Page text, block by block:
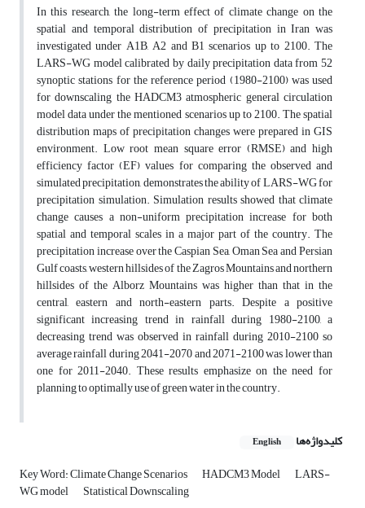
In this research, the long-term effect of climate change on the
spatial and temporal distribution of precipitation in Iran was
investigated under A1B, A2 and B1 scenarios up to 2100. The
LARS-WG model calibrated by daily precipitation data from 52
synoptic stations for the reference period (1980-2100) was used
for downscaling the HADCM3 atmospheric general circulation
model data under the mentioned scenarios up to 2100. The spatial
distribution maps of precipitation changes were prepared in GIS
environment. Low root mean square error (RMSE) and high
efficiency factor (EF) values for comparing the observed and
simulated precipitation, demonstrates the ability of LARS-WG for
precipitation simulation. Simulation results showed that climate
change causes a non-uniform precipitation increase for both
spatial and temporal scales in a major part of the country. The
precipitation increase over the Caspian Sea, Oman Sea and Persian
Gulf coasts, western hillsides of the Zagros Mountains and northern
hillsides of the Alborz Mountains was higher than that in the
central, eastern and north-eastern parts. Despite a positive
significant increasing trend in rainfall during 1980-2100, a
decreasing trend was observed in rainfall during 2010-2100 so
average rainfall during 2041-2070 and 2071-2100 was lower than
one for 2011-2040. These results emphasize on the need for
planning to optimally use of green water in the country.
کلیدواژه‌ها English
Key Word: Climate Change Scenarios HADCM3 Model LARS-
WG model Statistical Downscaling